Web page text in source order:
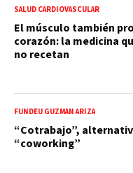
SALUD CARDIOVASCULAR
El músculo también
corazón: la medicina
no recetan
FUNDÉU GUZMÁN ARIZA
“Cotrabajo”,
“coworking”